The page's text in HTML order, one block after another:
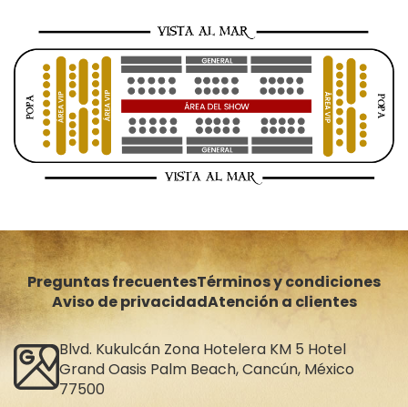
Preguntas frecuentesTérminos y condiciones
Aviso de privacidadAtención a clientes
Blvd. Kukulcán Zona Hotelera KM 5 Hotel
Grand Oasis Palm Beach, Cancún, México
77500